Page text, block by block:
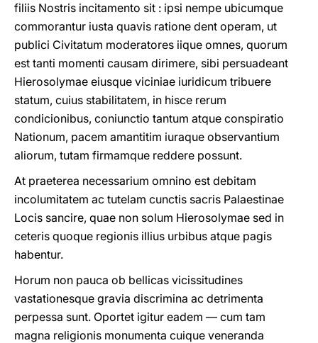
filiis Nostris incitamento sit : ipsi nempe ubicumque
commorantur iusta quavis ratione dent operam, ut
publici Civitatum moderatores iique omnes, quorum
est tanti momenti causam dirimere, sibi persuadeant
Hierosolymae eiusque viciniae iuridicum tribuere
statum, cuius stabilitatem, in hisce rerum
condicionibus, coniunctio tantum atque conspiratio
Nationum, pacem amantitim iuraque observantium
aliorum, tutam firmamque reddere possunt.
At praeterea necessarium omnino est debitam
incolumitatem ac tutelam cunctis sacris Palaestinae
Locis sancire, quae non solum Hierosolymae sed in
ceteris quoque regionis illius urbibus atque pagis
habentur.
Horum non pauca ob bellicas vicissitudines
vastationesque gravia discrimina ac detrimenta
perpessa sunt. Oportet igitur eadem — cum tam
magna religionis monumenta cuique veneranda